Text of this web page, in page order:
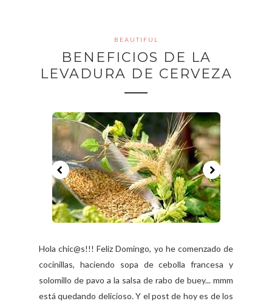
BEAUTIFUL
BENEFICIOS DE LA
LEVADURA DE CERVEZA
Hola chic@s!!! Feliz Domingo, yo he comenzado de
cocinillas, haciendo sopa de cebolla francesa y
solomillo de pavo a la salsa de rabo de buey... mmm
está quedando delicioso. Y el post de hoy es de los